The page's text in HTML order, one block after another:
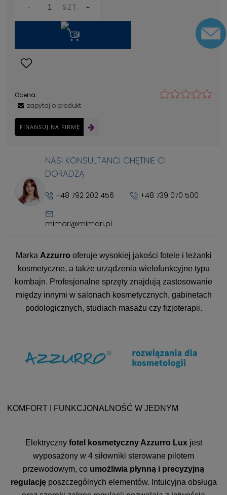
SZT.
Ocena:
zapytaj o produkt
FINANSUJ NA FIRMĘ
NASI KONSULTANCI CHĘTNIE CI
DORADZĄ
+48 792 202 456 +48 739 070 500
mimari@mimari.pl
Marka Azzurro oferuje wysokiej jakości fotele i leżanki
kosmetyczne, a także urządzenia wielofunkcyjne typu
kombajn. Profesjonalne sprzęty znajdują zastosowanie
między innymi w salonach kosmetycznych, gabinetach
podologicznych, studiach masażu czy fizjoterapii.
KOMFORT I FUNKCJONALNOŚĆ W JEDNYM
Elektryczny fotel kosmetyczny Azzurro Luxjest
wyposażony w 4 siłowniki sterowane pilotem
przewodowym, co umożliwia płynną i precyzyjną
regulację poszczególnych elementów. Intuicyjna obsługa